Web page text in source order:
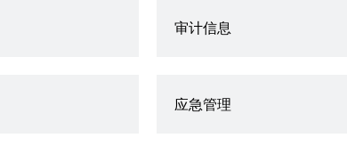
审计信息
应急管理